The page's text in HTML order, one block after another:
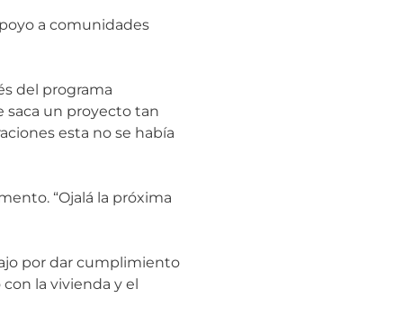
a comunidades
del programa
saca un proyecto tan
esta no se había
“Ojalá la próxima
por dar cumplimiento
con la vivienda y el